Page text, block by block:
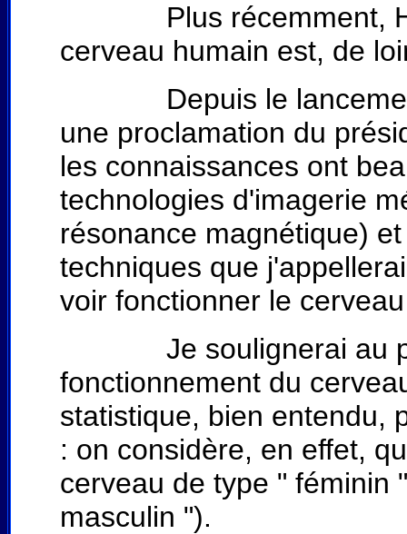
Plus récemment,
cerveau humain est, de
Depuis le lancement
une proclamation du
les connaissances ont
technologies d'imagerie
résonance magnétique)
techniques que
voir fonctionner le
Je soulignerai au
fonctionnement du
statistique, bien entendu,
: on considère, en effet,
cerveau de type " féminin
masculin ").